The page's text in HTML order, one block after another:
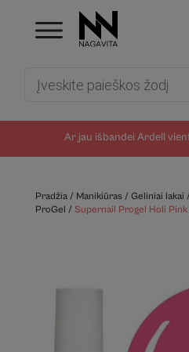
Ar jau išbandei Ardell
Pradžia/ Manikiūras/ Geliniai lakai
ProGel / Supernail Progel Holi